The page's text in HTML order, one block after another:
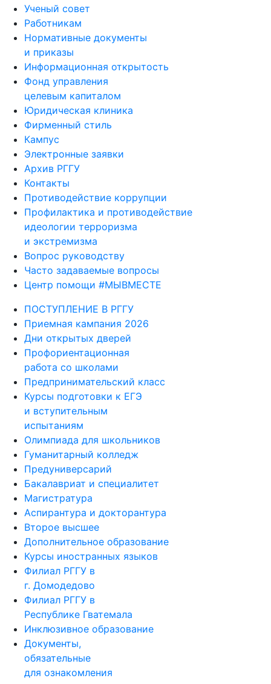
Ученый совет
Работникам
Нормативные документы
и приказы
Информационная открытость
Фонд управления
целевым капиталом
Юридическая клиника
Фирменный стиль
Кампус
Электронные заявки
Архив РГГУ
Контакты
Противодействие коррупции
Профилактика и противодействие
идеологии терроризма
и экстремизма
Вопрос руководству
Часто задаваемые вопросы
Центр помощи #МЫВМЕСТЕ
ПОСТУПЛЕНИЕ В РГГУ
Приемная кампания 2026
Дни открытых дверей
Профориентационная
работа со школами
Предпринимательский класс
Курсы подготовки к ЕГЭ
и вступительным
испытаниям
Олимпиада для школьников
Гуманитарный колледж
Предуниверсарий
Бакалавриат и специалитет
Магистратура
Аспирантура и докторантура
Второе высшее
Дополнительное образование
Курсы иностранных языков
Филиал РГГУ в
г. Домодедово
Филиал РГГУ в
Республике Гватемала
Инклюзивное образование
Документы,
обязательные
для ознакомления